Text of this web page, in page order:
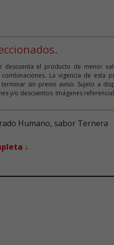
el producto de menor
combinaciones. La vigencia de esta
sin previo aviso. Sujeto a
y/o descuentos. Imágenes
Humano, sabor Ternera
↓